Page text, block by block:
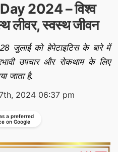
2024 – विश्व
लीवर, स्वस्थ जीवन
28 जुलाई को हेपेटाइटिस के बारे में
उपचार और रोकथाम के लिए
जाता है.
2024 06:37 pm
a preferred
on Google